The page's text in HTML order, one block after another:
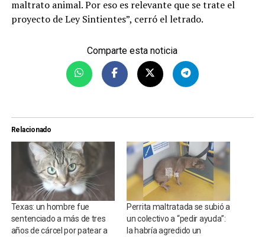
maltrato animal. Por eso es relevante que se trate el
proyecto de Ley Sintientes”, cerró el letrado.
Comparte esta noticia
Relacionado
Texas: un hombre fue
sentenciado a más de tres
años de cárcel por patear a
Perrita maltratada se subió a
un colectivo a “pedir ayuda”:
la habría agredido un